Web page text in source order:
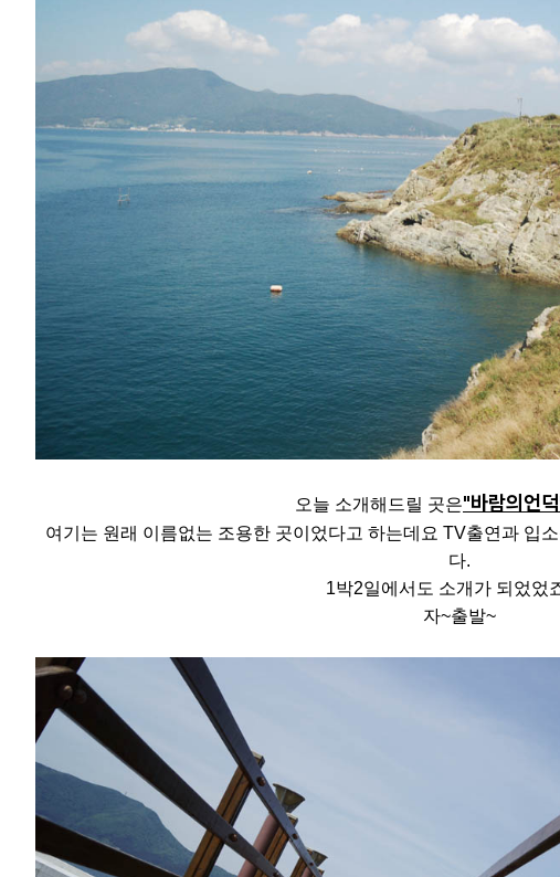
오늘 소개해드릴 곳은"바람의언
여기는 원래 이름없는 조용한 곳이었다고 하는데요 TV출연과 입
다.
1박2일에서도 소개가 되었었
자~출발~